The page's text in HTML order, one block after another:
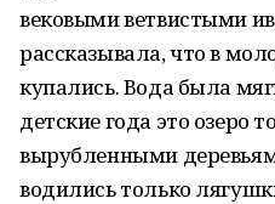
вековыми ветвистыми
рассказывала, что в
купались. Вода была
детские года это озеро
вырубленными
водились только